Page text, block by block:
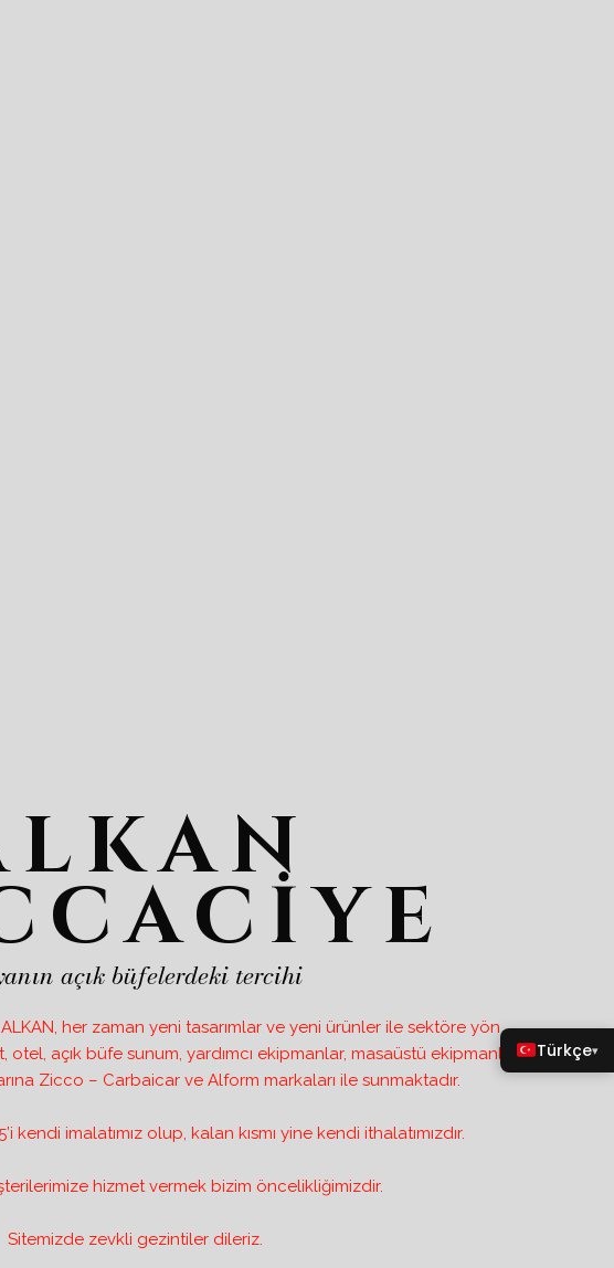
ALKAN, her zaman yeni tasarımlar ve yeni ürünler ile sektöre yön
açık büfe sunum, yardımcı ekipmanlar, masaüstü ekipmanları
Zicco – Carbaicar ve Alform markaları ile sunmaktadır.
kendi imalatımız olup, kalan kısmı yine kendi ithalatımızdır.
hizmet vermek bizim öncelikliğimizdir.
Sitemizde zevkli gezintiler dileriz.
açık büfelerdeki tercihi
Türkçe▾